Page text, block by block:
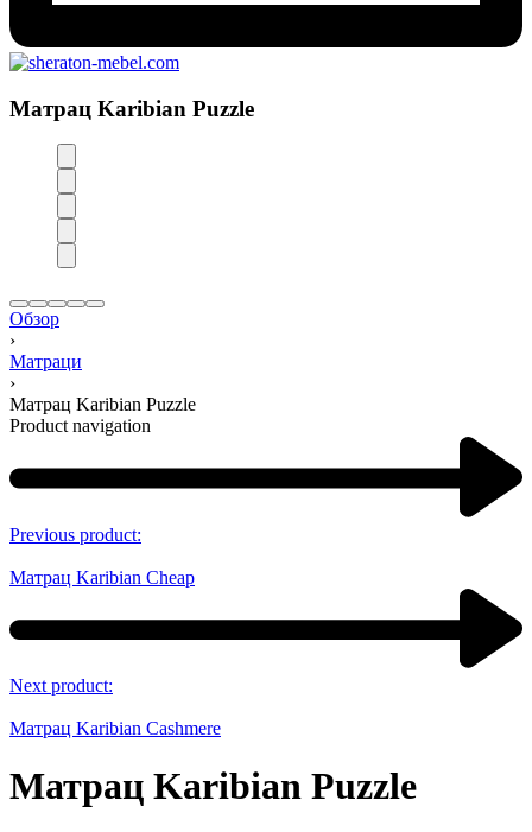
Матрац Karibian Puzzle
Обзор
›
Матраци
›
Матрац Karibian Puzzle
Product navigation
Previous product:
Матрац Karibian Cheap
Next product:
Матрац Karibian Cashmere
Матрац Karibian Puzzle